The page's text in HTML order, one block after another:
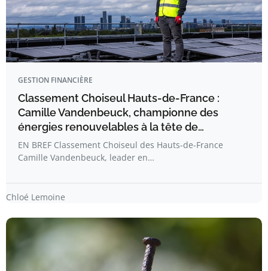
GESTION FINANCIÈRE
Classement Choiseul Hauts-de-France :
Camille Vandenbeuck, championne des
énergies renouvelables à la tête de…
EN BREF Classement Choiseul des Hauts-de-France
Camille Vandenbeuck, leader en…
Chloé Lemoine